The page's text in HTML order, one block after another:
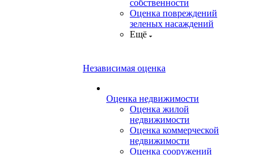
собственности
Оценка повреждений
зеленых насаждений
Ещё
Независимая оценка
Оценка недвижимости
Оценка жилой
недвижимости
Оценка коммерческой
недвижимости
Оценка сооружений